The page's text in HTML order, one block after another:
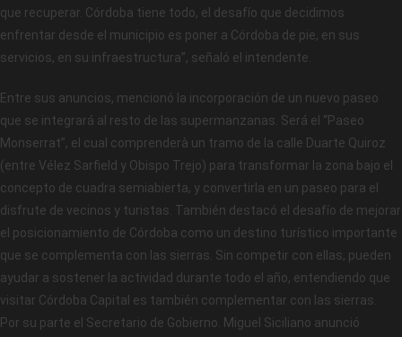
que recuperar. Córdoba tiene todo, el desafío que decidimos
enfrentar desde el municipio es poner a Córdoba de pie, en sus
servicios, en su infraestructura”, señaló el intendente.
Entre sus anuncios, mencionó la incorporación de un nuevo paseo
que se integrará al resto de las supermanzanas. Será el “Paseo
Monserrat”, el cual comprenderà un tramo de la calle Duarte Quiroz
(entre Vélez Sarfield y Obispo Trejo) para transformar la zona bajo el
concepto de cuadra semiabierta, y convertirla en un paseo para el
disfrute de vecinos y turistas. También destacó el desafío de mejorar
el posicionamiento de Córdoba como un destino turístico importante
que se complementa con las sierras. Sin competir con ellas, pueden
ayudar a sostener la actividad durante todo el año, entendiendo que
visitar Córdoba Capital es también complementar con las sierras.
Por su parte el Secretario de Gobierno. Miguel Siciliano anunció